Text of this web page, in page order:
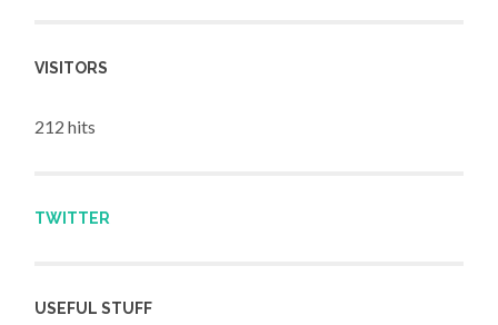
VISITORS
212 hits
TWITTER
USEFUL STUFF